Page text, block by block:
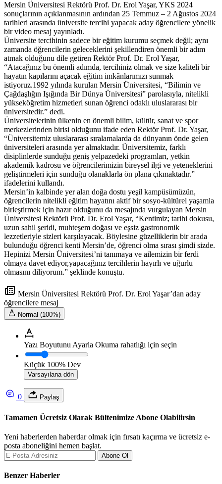
Mersin Üniversitesi Rektörü Prof. Dr. Erol Yaşar, YKS 2024
sonuçlarının açıklanmasının ardından 25 Temmuz – 2 Ağustos 2024
tarihleri arasında üniversite tercihi yapacak aday öğrencilere yönelik
bir video mesaj yayınladı.
Üniversite tercihinin sadece bir eğitim kurumu seçmek değil; aynı
zamanda öğrencilerin geleceklerini şekillendiren önemli bir adım
atmak olduğunu dile getiren Rektör Prof. Dr. Erol Yaşar,
“Atacağınız bu önemli adımda, tercihiniz olmak ve size kaliteli bir
hayatın kapılarını açacak eğitim imkânlarımızı sunmak
istiyoruz.1992 yılında kurulan Mersin Üniversitesi, “Bilimin ve
Çağdaşlığın Işığında Bir Dünya Üniversitesi” parolasıyla, nitelikli
yükseköğretim hizmetleri sunan öğrenci odaklı uluslararası bir
üniversitedir.” dedi.
Üniversitelerinin ülkenin en önemli bilim, kültür, sanat ve spor
merkezlerinden birisi olduğunu ifade eden Rektör Prof. Dr. Yaşar,
“Üniversitemiz uluslararası sıralamalarda da dünyanın önde gelen
üniversiteleri arasında yer almaktadır. Üniversitemiz, farklı
disiplinlerde sunduğu geniş yelpazedeki programları, yetkin
akademik kadrosu ve öğrencilerimizin bireysel ilgi ve yeteneklerini
geliştirmeleri için sunduğu olanaklarla ön plana çıkmaktadır.”
ifadelerini kullandı.
Mersin’in kalbinde yer alan doğa dostu yeşil kampüsümüzün,
öğrencilerin nitelikli eğitim hayatını aktif bir sosyo-kültürel yaşamla
birleştirmek için hazır olduğunu da mesajında vurgulayan Mersin
Üniversitesi Rektörü Prof. Dr. Erol Yaşar, “Kentimiz; tarihi dokusu,
uzun sahil şeridi, muhteşem doğası ve eşsiz gastronomik
lezzetleriyle sizleri karşılayacak. Böylesine güzelliklerin bir arada
bulunduğu öğrenci kenti Mersin’de, öğrenci olma sırası şimdi sizde.
Hepinizi Mersin Üniversitesi’ni tanımaya ve ailemizin bir ferdi
olmaya davet ediyor,yapacağınız tercihlerin hayırlı ve uğurlu
olmasını diliyorum.” şeklinde konuştu.
Mersin Üniversitesi Rektörü Prof. Dr. Erol Yaşar’dan aday
öğrencilere mesaj
Normal (100%)
Yazı Boyutunu Ayarla Okuma rahatlığı için seçin
Küçük 100% Dev
Varsayılana dön
0 Paylaş
Tamamen Ücretsiz Olarak Bültenimize Abone Olabilirsin
Yeni haberlerden haberdar olmak için fırsatı kaçırma ve ücretsiz e-
posta aboneliğini hemen başlat.
Abone Ol
Benzer Haberler